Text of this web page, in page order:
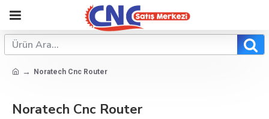
Noratech Cnc Router
Noratech Cnc Router